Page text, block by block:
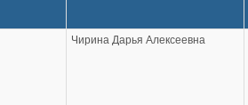
Чирина Дарья Алексеевна